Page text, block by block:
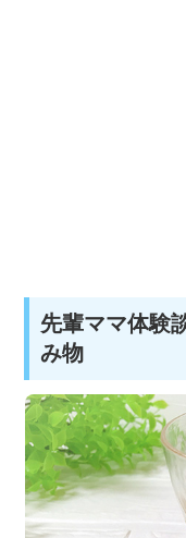
先輩ママ体験
み物